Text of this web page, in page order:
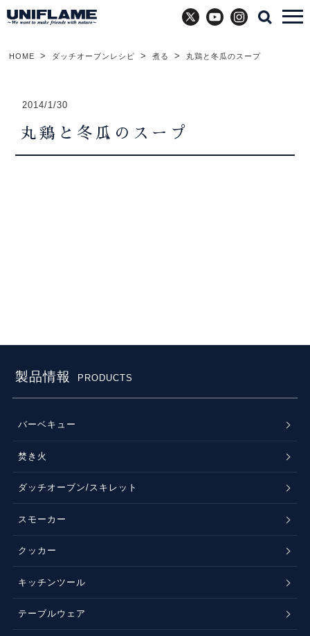
X YouTubeInstagram
HOME ダッチオーブンレシピ 煮る 丸鶏と冬瓜のスープ
2014/1/30
丸鶏と冬瓜のスープ
製品情報 PRODUCTS
バーベキュー
焚き火
ダッチオーブン/スキレット
スモーカー
クッカー
キッチンツール
テーブルウェア